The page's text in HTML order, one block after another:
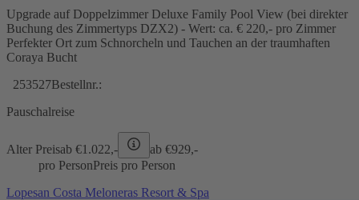
Upgrade auf Doppelzimmer Deluxe Family Pool View (bei direkter
Buchung des Zimmertyps DZX2) - Wert: ca. € 220,- pro Zimmer
Perfekter Ort zum Schnorcheln und Tauchen an der traumhaften
Coraya Bucht
253527Bestellnr.:
Pauschalreise
Alter Preisab €1.022,- ab €929,-
pro PersonPreis pro Person
Lopesan Costa Meloneras Resort & Spa